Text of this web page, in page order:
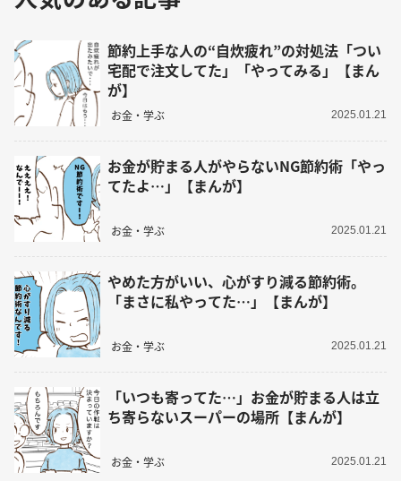
節約上手な人の“自炊疲れ”の対処法「つい
宅配で注文してた」「やってみる」【まん
が】
お金・学ぶ 2025.01.21
お金が貯まる人がやらないNG節約術「やっ
てたよ…」【まんが】
お金・学ぶ 2025.01.21
やめた方がいい、心がすり減る節約術。
「まさに私やってた…」【まんが】
お金・学ぶ 2025.01.21
「いつも寄ってた…」お金が貯まる人は立
ち寄らないスーパーの場所【まんが】
お金・学ぶ 2025.01.21